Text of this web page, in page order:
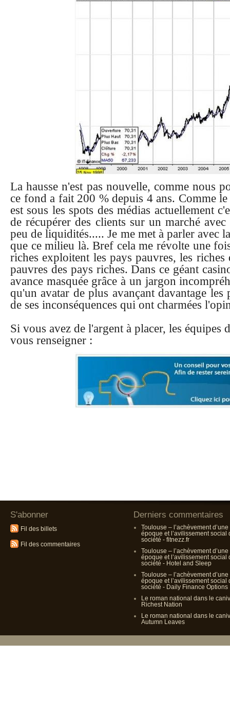
La hausse n'est pas nouvelle, comme nous
ce fond a fait 200 % depuis 4 ans. Comme
est sous les spots des médias actuellement
de récupérer des clients sur un marché
peu de liquidités..... Je me met à parler avec
que ce milieu là. Bref cela me révolte une
riches exploitent les pays pauvres, les
pauvres des pays riches. Dans ce géant
avance masquée grâce à un jargon
qu'un avatar de plus avançant davantage
de ses inconséquences qui ont charmées
Si vous avez de l'argent à placer, les
vous renseigner :
S'abonner
Fil des billets
Fil des commentaires
Derniers commentaires
Toulouse – l’achèvement d’une
époque et l’avilissement social
société - fitnezz.fr
Toulouse – l’achèvement d’une
époque et l’avilissement social
société - Hotel and Sleep
Toulouse – l’achèvement d’une
époque et l’avilissement social
société - Daily Finance Options
Le roman national dans le
Richest Nation
Le roman national dans le
Autumn Leaves